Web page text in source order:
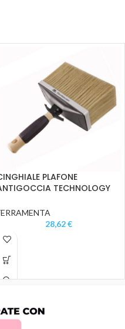
PLAFONE
TECHNOLOGY
28,62€